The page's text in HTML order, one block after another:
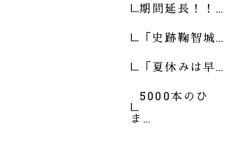
期間延長！！…
「史跡鞠智城…
「夏休みは早…
5000本のひ
ま…